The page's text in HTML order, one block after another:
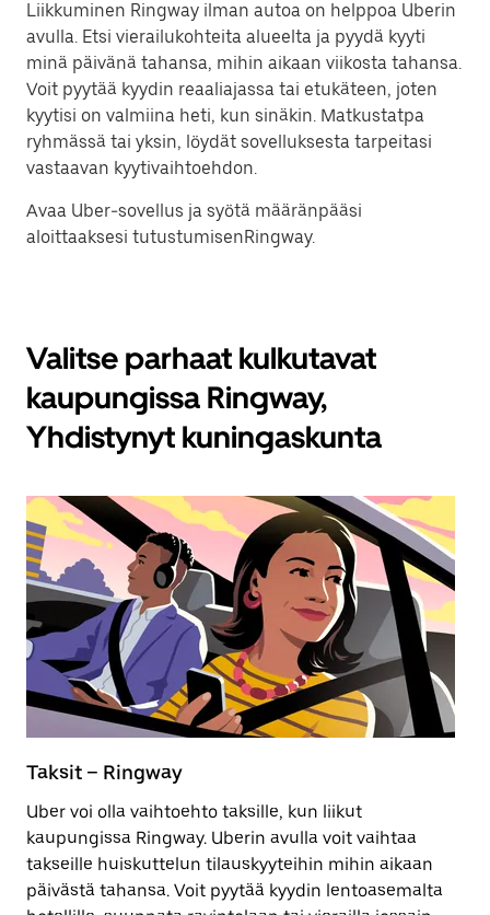
Liikkuminen Ringway ilman autoa on helppoa Uberin
avulla. Etsi vierailukohteita alueelta ja pyydä kyyti
minä päivänä tahansa, mihin aikaan viikosta tahansa.
Voit pyytää kyydin reaaliajassa tai etukäteen, joten
kyytisi on valmiina heti, kun sinäkin. Matkustatpa
ryhmässä tai yksin, löydät sovelluksesta tarpeitasi
vastaavan kyytivaihtoehdon.
Avaa Uber-sovellus ja syötä määränpääsi
aloittaaksesi tutustumisenRingway.
Valitse parhaat kulkutavat
kaupungissa Ringway,
Yhdistynyt kuningaskunta
Taksit – Ringway
Uber voi olla vaihtoehto taksille, kun liikut
kaupungissa Ringway. Uberin avulla voit vaihtaa
takseille huiskuttelun tilauskyyteihin mihin aikaan
päivästä tahansa. Voit pyytää kyydin lentoasemalta